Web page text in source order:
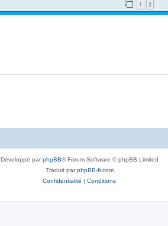
1 2
Développé parphpBB® Forum Software © phpBB Limited
Traduit parphpBB-fr.com
Confidentialité | Conditions